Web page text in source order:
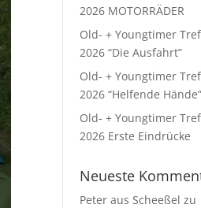
2026 MOTORRÄDER
Old- + Youngtimer
2026 “Die Ausfahrt”
Old- + Youngtimer
2026 “Helfende Hände”
Old- + Youngtimer
2026 Erste Eindrücke
Neueste
Peter aus Scheeßel zu